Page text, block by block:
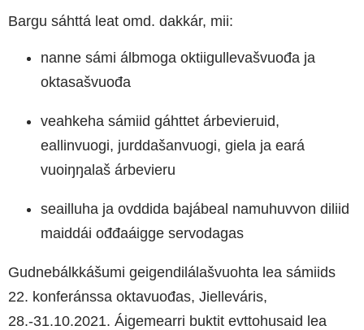
Bargu sáhttá leat omd. dakkár, mii:
nanne sámi álbmoga oktiigullevašvuođa ja
oktasašvuođa
veahkeha sámiid gáhttet árbevieruid,
eallinvuogi, jurddašanvuogi, giela ja eará
vuoiŋŋalaš árbevieru
seailluha ja ovddida bajábeal namuhuvvon diliid
maiddái ođđaáigge servodagas
Gudnebálkkášumi geigendilálašvuohta lea sámiids
22. konferánssa oktavuođas, Jielleváris,
28.-31.10.2021. Áigemearri buktit evttohusaid lea